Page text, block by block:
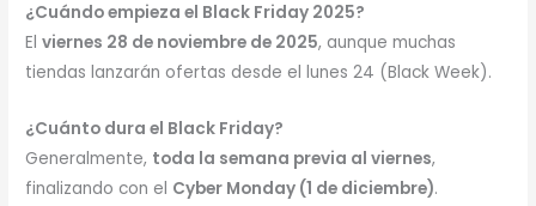
¿Cuándo empieza el Black Friday 2025?
Elviernes 28 de noviembre de 2025, aunque muchas
tiendas lanzarán ofertas desde el lunes 24 (Black Week).
¿Cuánto dura el Black Friday?
Generalmente, toda la semana previa al viernes,
finalizando con el Cyber Monday (1 de diciembre).